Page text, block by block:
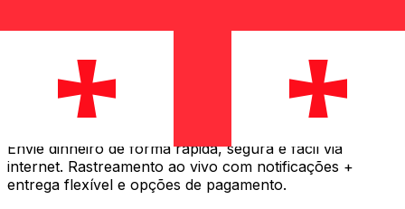
Transferência internacional de dinheiro Xe
Envie dinheiro de forma rápida, segura e fácil via
internet. Rastreamento ao vivo com notificações +
entrega flexível e opções de pagamento.